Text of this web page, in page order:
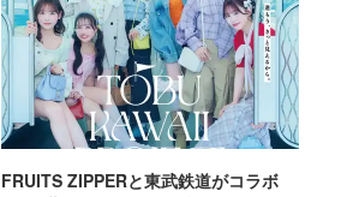
FRUITS ZIPPERと東武鉄道がコラボ